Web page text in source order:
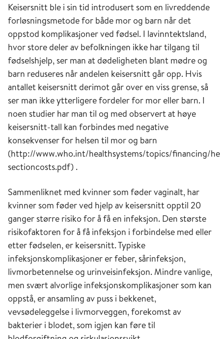
Keisersnitt ble i sin tid introdusert som en livreddende
forløsningsmetode for både mor og barn når det
oppstod komplikasjoner ved fødsel. I lavinntektsland,
hvor store deler av befolkningen ikke har tilgang til
fødselshjelp, ser man at dødeligheten blant mødre og
barn reduseres når andelen keisersnitt går opp. Hvis
antallet keisersnitt derimot går over en viss grense, så
ser man ikke ytterligere fordeler for mor eller barn. I
noen studier har man til og med observert at høye
keisersnitt-tall kan forbindes med negative
konsekvenser for helsen til mor og barn
(http://www.who.int/healthsystems/topics/financing/
sectioncosts.pdf) .
Sammenliknet med kvinner som føder vaginalt, har
kvinner som føder ved hjelp av keisersnitt opptil 20
ganger større risiko for å få en infeksjon. Den største
risikofaktoren for å få infeksjon i forbindelse med eller
etter fødselen, er keisersnitt. Typiske
infeksjonskomplikasjoner er feber, sårinfeksjon,
livmorbetennelse og urinveisinfeksjon. Mindre vanlige,
men svært alvorlige infeksjonskomplikasjoner som kan
oppstå, er ansamling av puss i bekkenet,
vevsødeleggelse i livmorveggen, forekomst av
bakterier i blodet, som igjen kan føre til